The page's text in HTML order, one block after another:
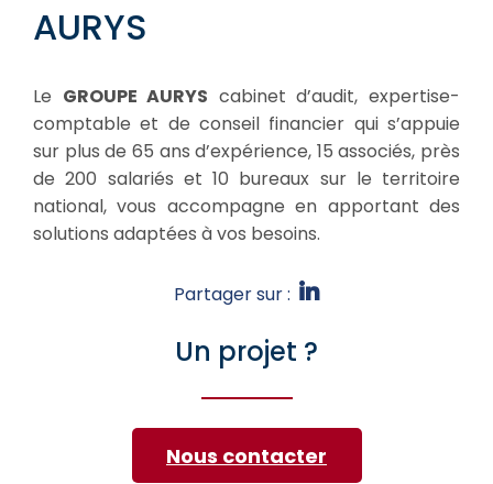
AURYS
Le GROUPE AURYS cabinet d’audit, expertise-
comptable et de conseil financier qui s’appuie
sur plus de 65 ans d’expérience, 15 associés, près
de 200 salariés et 10 bureaux sur le territoire
national, vous accompagne en apportant des
solutions adaptées à vos besoins.
Partager sur :
Un projet ?
Nous contacter